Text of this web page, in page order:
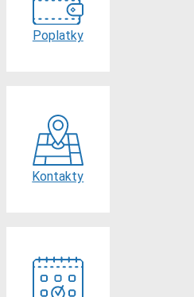
Poplatky
Kontakty